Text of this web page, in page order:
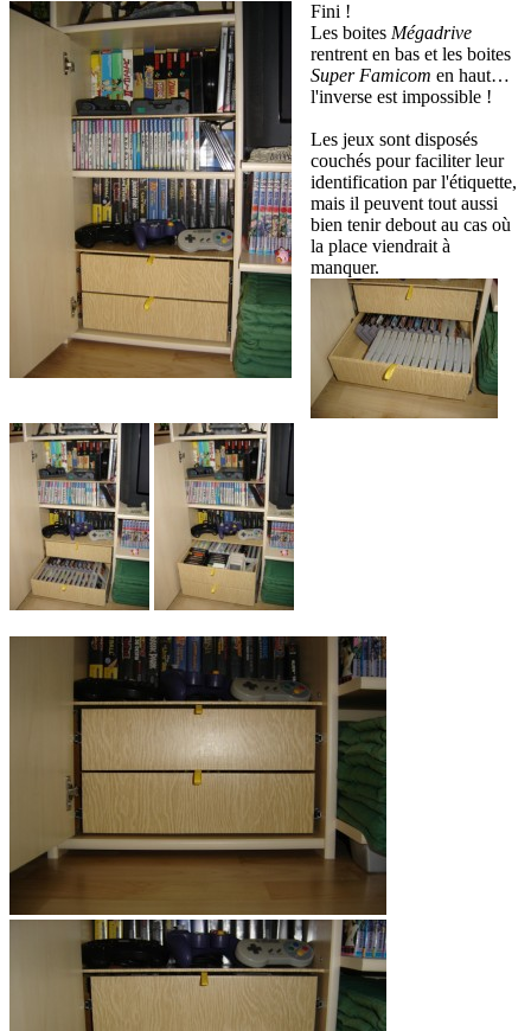
Fini !
Les boites Mégadrive
rentrent en bas et les boites
Super Famicom en haut…
l'inverse est impossible !
Les jeux sont disposés
couchés pour faciliter leur
identification par l'étiquette,
mais il peuvent tout aussi
bien tenir debout au cas où
la place viendrait à
manquer.